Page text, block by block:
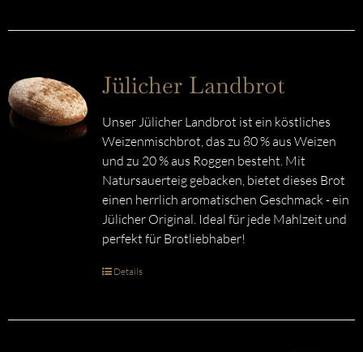
Jülicher Landbrot
Unser Jülicher Landbrot ist ein köstliches
Weizenmischbrot, das zu 80 % aus Weizen
und zu 20 % aus Roggen besteht. Mit
Natursauerteig gebacken, bietet dieses Brot
einen herrlich aromatischen Geschmack - ein
Jülicher Original. Ideal für jede Mahlzeit und
perfekt für Brotliebhaber!
Details